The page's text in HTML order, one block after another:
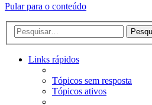
Pular para o conteúdo
Links rápidos
Tópicos sem resposta
Tópicos ativos